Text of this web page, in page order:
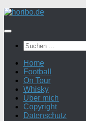
Zum
springen
Suchen
nach:
Home
Football
On Tour
Whisky
Über mich
Copyright
Datenschutz